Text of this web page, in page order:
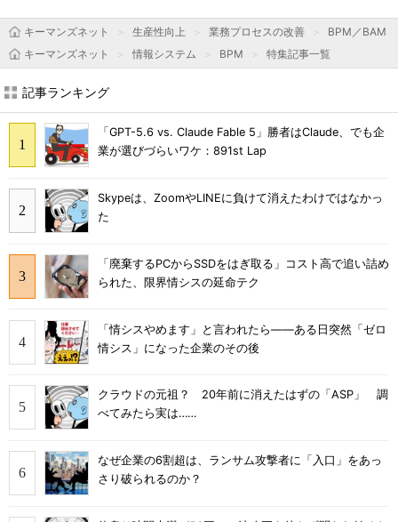
キーマンズネット 生産性向上 業務プロセスの改善
BPM／BAM
キーマンズネット
情報システム BPM 特集記事一覧
記事ランキング
「GPT-5.6 vs. Claude Fable 5」勝者はClaude、でも企
業が選びづらいワケ：891st Lap
Skypeは、ZoomやLINEに負けて消えたわけではなかっ
た
「廃棄するPCからSSDをはぎ取る」コスト高で追い詰め
られた、限界情シスの延命テク
「情シスやめます」と言われたら――ある日突然「ゼロ
情シス」になった企業のその後
クラウドの元祖？ 20年前に消えたはずの「ASP」 調
べてみたら実は……
なぜ企業の6割超は、ランサム攻撃者に「入口」をあっ
さり破られるのか？